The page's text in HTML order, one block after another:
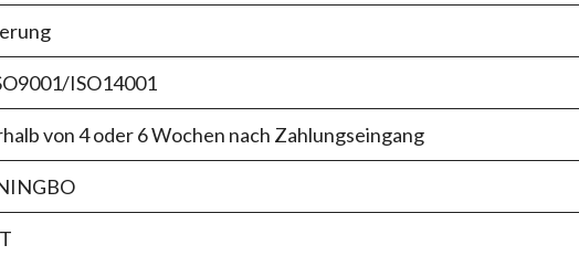
ISO14001
von 4 oder 6 Wochen nach Zahlungseingang